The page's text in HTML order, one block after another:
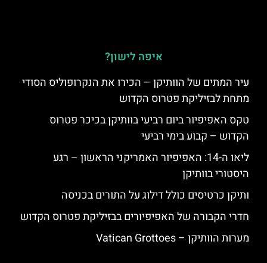
איפה לישון?
עיר המתים של הוותיקן – הכירו את הנקרופוליס הסודי
מתחת לבזיליקת פטרוס הקדוש
טקס האפיפיור ביום רביעי בוותיקן בכיכר פטרוס
הקדוש – קבוע בימי רביעי
ליאו ה-14: האפיפיור האמריקני הראשון – רגע
היסטורי בוותיקן
ותיקן כרטיסים כולל דילוג על התורים בכניסה
חדרי הקבורה של האפיפיורים בבזיליקת פטרוס הקדוש
מערות הוותיקן – Vatican Grottoes